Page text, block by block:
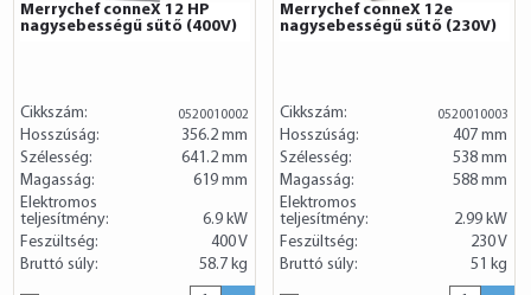
Merrychef conneX 12 HP
nagysebességű sűtő (400V)
Cikkszám: 0520010002
Hosszúság:
356.2 mm
Szélesség:
641.2 mm
Magasság:
619 mm
Elektromos
teljesítmény:
6.9 kW
Feszültség:
400 V
Bruttó súly:
58.7 kg
Merrychef conneX 12e
nagysebességű sűtő (230V)
Cikkszám: 0520010003
Hosszúság:
407 mm
Szélesség:
538 mm
Magasság:
588 mm
Elektromos
teljesítmény:
2.99 kW
Feszültség:
230 V
Bruttó súly:
51 kg